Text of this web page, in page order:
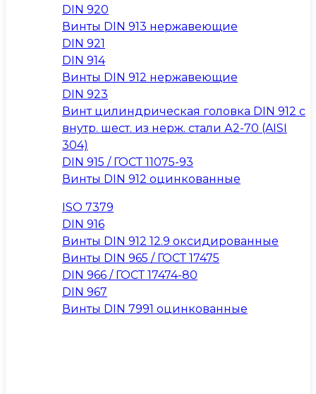
DIN 920
Винты DIN 913 нержавеющие
DIN 921
DIN 914
Винты DIN 912 нержавеющие
DIN 923
Винт цилиндрическая головка DIN 912 с
внутр. шест. из нерж. стали А2-70 (AISI
304)
DIN 915 / ГОСТ 11075-93
Винты DIN 912 оцинкованные
ISO 7379
DIN 916
Винты DIN 912 12.9 оксидированные
Винты DIN 965 / ГОСТ 17475
DIN 966 / ГОСТ 17474-80
DIN 967
Винты DIN 7991 оцинкованные